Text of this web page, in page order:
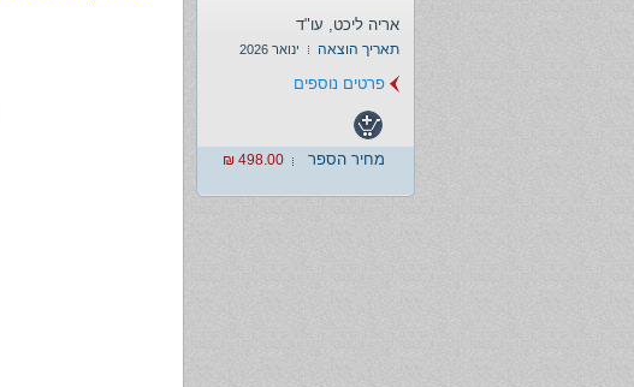
אריה ליכט, עו"ד
תאריך הוצאה ינואר 2026
מחיר הספר 498.00 ₪
פרטים נוספים